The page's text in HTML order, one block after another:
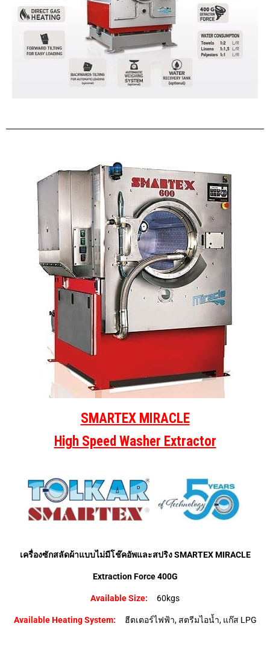
SMARTEX MIRACLE
High Speed Washer Extractor
เครื่องซักสลัดผ้าแบบไม่มีโช๊คอัพและสปริงSMARTEX MIRACLE
Extraction Force 400G
Available Size: 60kgs
Available Heating System: ฮีตเตอร์ไฟฟ้า, สตรีมไอน้ำ, แก๊ส LPG